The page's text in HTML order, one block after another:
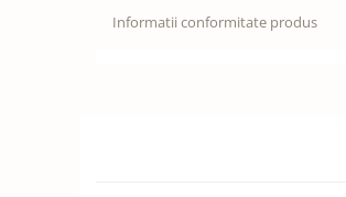
Informatii conformitate produs